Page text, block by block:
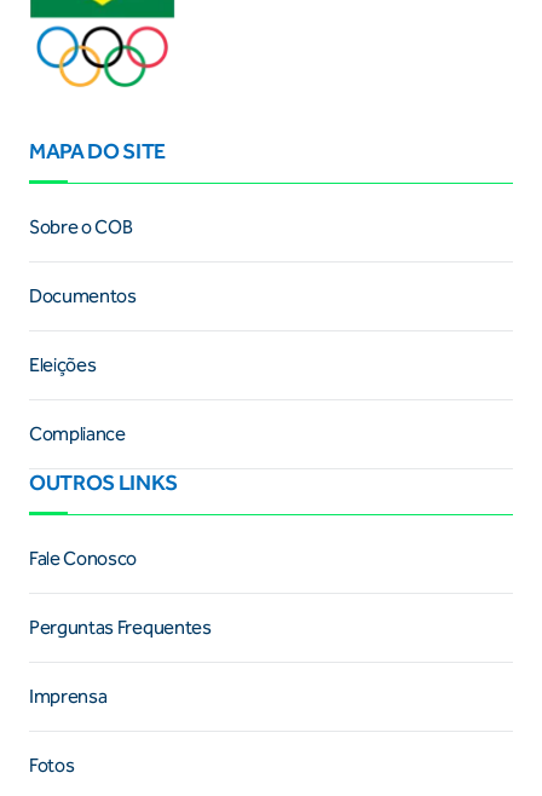
MAPA DO SITE
Sobre o COB
Documentos
Eleições
Compliance
OUTROS LINKS
Fale Conosco
Perguntas Frequentes
Imprensa
Fotos